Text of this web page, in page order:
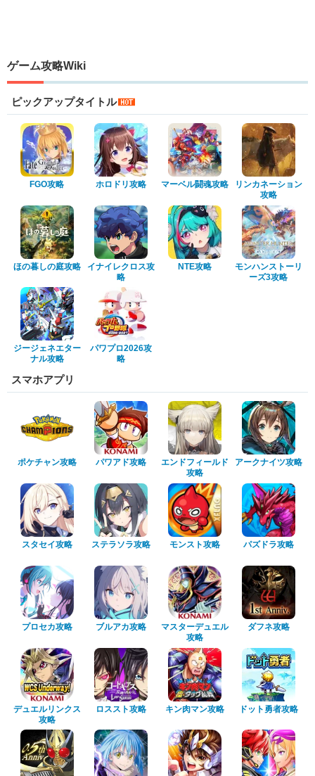
ゲーム攻略Wiki
ピックアップタイトル
FGO攻略 ホロドリ攻略 マーベル闘魂攻略
リンカネーション
攻略
ほの暮しの庭攻略
イナイレクロス攻
略
NTE攻略
モンハンストーリ
ーズ3攻略
ジージェネエター
ナル攻略
パワプロ2026攻
略
スマホアプリ
ポケチャン攻略 パワアド攻略
エンドフィールド
攻略
アークナイツ攻略
スタセイ攻略 ステラソラ攻略 モンスト攻略 パズドラ攻略
プロセカ攻略 ブルアカ攻略
マスターデュエル
攻略
ダフネ攻略
デュエルリンクス
攻略
ロススト攻略 キン肉マン攻略 ドット勇者攻略